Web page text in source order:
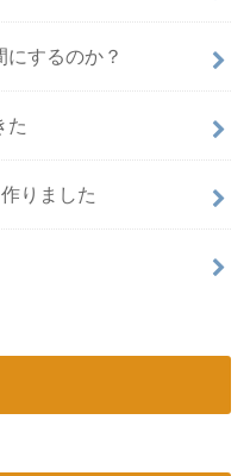
するのか？
た
りました